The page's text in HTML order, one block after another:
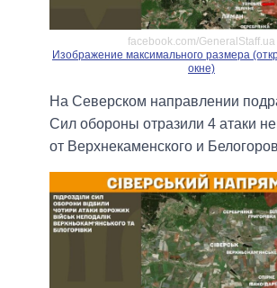
facebook.com/GeneralStaff.ua
Изображение максимального размера
окне)
На Северском направлении
Сил обороны отразили 4 атаки
от Верхнекаменского и